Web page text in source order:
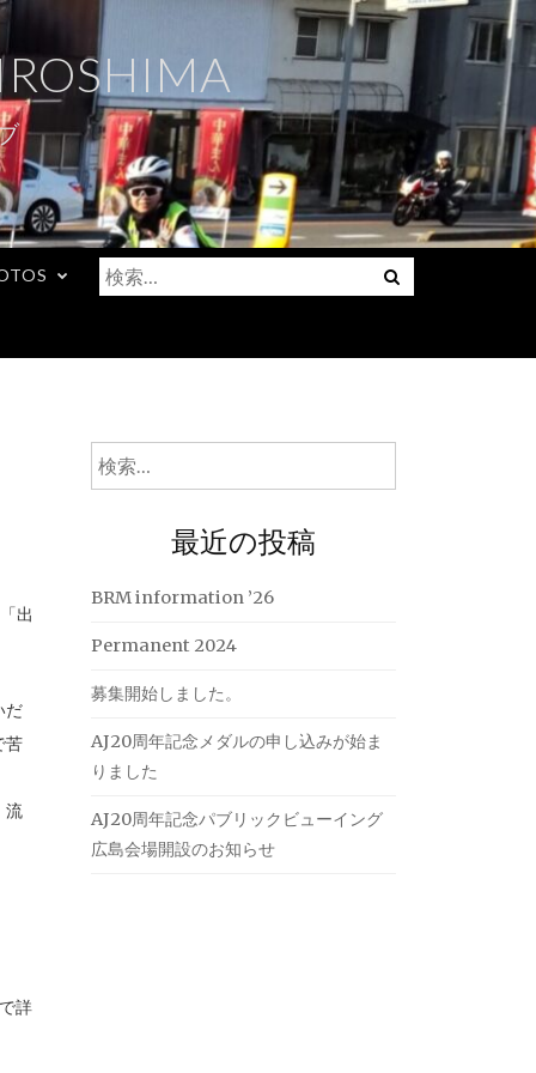
Menu
検
索:
出
だ
苦
流
詳
検
索:
最近の投稿
BRM information ’26
Permanent 2024
募集開始しました。
AJ20周年記念メダルの申し込みが始ま
りました
AJ20周年記念パブリックビューイング
広島会場開設のお知らせ